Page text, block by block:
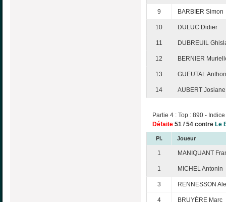
9 BARBIER Simon
10 DULUC Didier
11 DUBREUIL
12 BERNIER
13 GUEUTAL
14 AUBERT Josiane
Partie 4 : Top : 890 -
Défaite 51 / 54 contre Le
Pl. Joueur
1 MANIQUANT
1 MICHEL Antonin
3 RENNESSON
4 BRUYÈRE Marc